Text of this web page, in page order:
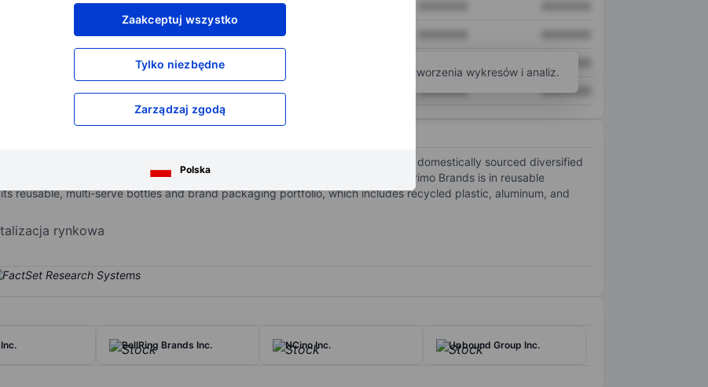
Zaakceptuj wszystko
Tylko niezbędne
Zarządzaj zgodą
Polska
XXXXXXX
XXXXXXX
XXXXXXX
XXXXXXX XXXXXXX XXXXXXX
Otwórz kontoaby uzyskać dostęp do większej ilości narzędzi do tworzenia wykresów i analiz.
beverage company focused on healthy hydration. It delivers sustainably and domestically sourced diversified
points, and consumer occasions, distributed in every state and Canada. Primo Brands is in reusable
reusable, multi-serve bottles and brand packaging portfolio, which includes recycled plastic, aluminum, and
rynkowa
BellRing Brands Inc. NCino Inc. Upbound Group Inc.